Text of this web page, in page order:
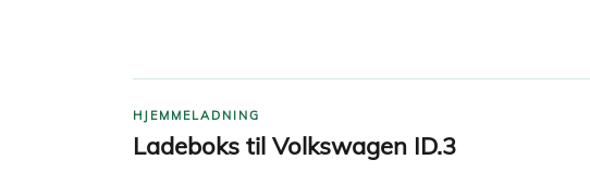
HJEMMELADNING
Ladeboks til Volkswagen ID.3